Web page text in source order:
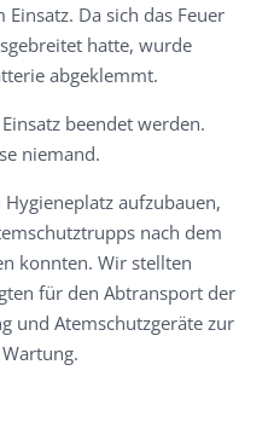
Da sich das Feuer
hatte, wurde
abgeklemmt.
beendet werden.
niemand.
aufzubauen,
nach dem
konnten. Wir stellten
für den Abtransport der
und Atemschutzgeräte zur